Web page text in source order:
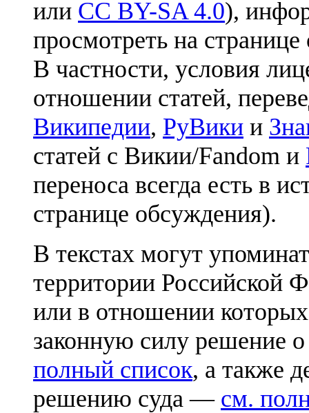
или CC BY-SA 4.0),
просмотреть на
В частности, условия
отношении статей,
Википедии, РуВики и
статей с Викии/Fandom и
переноса всегда есть в
странице обсуждения).
В текстах могут
территории Российской
или в отношении
законную силу решение
полный список, а также
решению суда — см.